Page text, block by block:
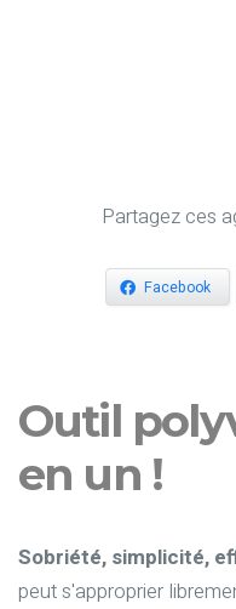
Partagez ces
Facebook
Outil
en un !
Sobriété, simplicité,
peut s'approprier